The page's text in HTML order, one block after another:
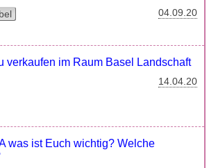
04.09.20
verkaufen im Raum Basel Landschaft
14.04.20
was ist Euch wichtig? Welche